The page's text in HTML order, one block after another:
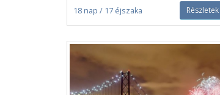
18 nap / 17 éjszaka Részletek